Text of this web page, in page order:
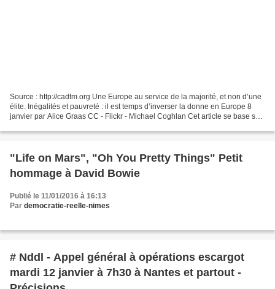
Source : http://cadtm.org Une Europe au service de la majorité, et non d’une
élite. Inégalités et pauvreté : il est temps d’inverser la donne en Europe 8
janvier par Alice Graas CC - Flickr - Michael Coghlan Cet article se base sur
"Life on Mars", "Oh You Pretty Things" Petit
hommage à David Bowie
Publié le 11/01/2016 à 16:13
Par democratie-reelle-nimes
# Nddl - Appel général à opérations escargot
mardi 12 janvier à 7h30 à Nantes et partout -